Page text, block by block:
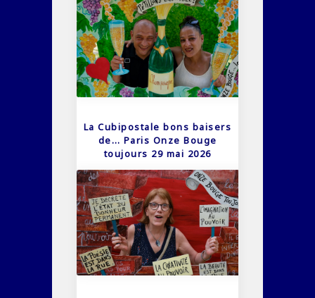
La Cubipostale bons baisers
de… Paris Onze Bouge
toujours 29 mai 2026